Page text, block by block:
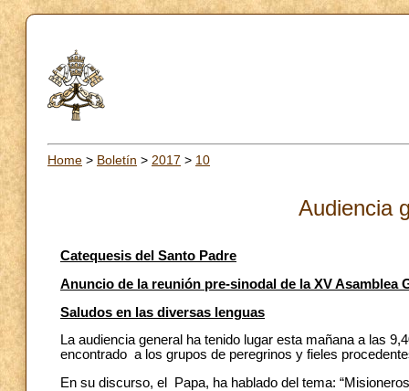
Home > Boletín > 2017 > 10
Audiencia
Catequesis del Santo Padre
Anuncio de la reunión pre-sinodal de la XV Asamblea
Saludos en las diversas lenguas
La audiencia general ha tenido lugar esta mañana a las
encontrado a los grupos de peregrinos y fieles
En su discurso, el Papa, ha hablado del tema: